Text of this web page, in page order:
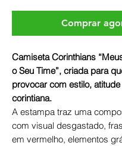
Comprar
Camiseta Corinthians
o Seu Time”, criada para
provocar com estilo,
corintiana.
A estampa traz uma
com visual desgastado,
em vermelho, elementos